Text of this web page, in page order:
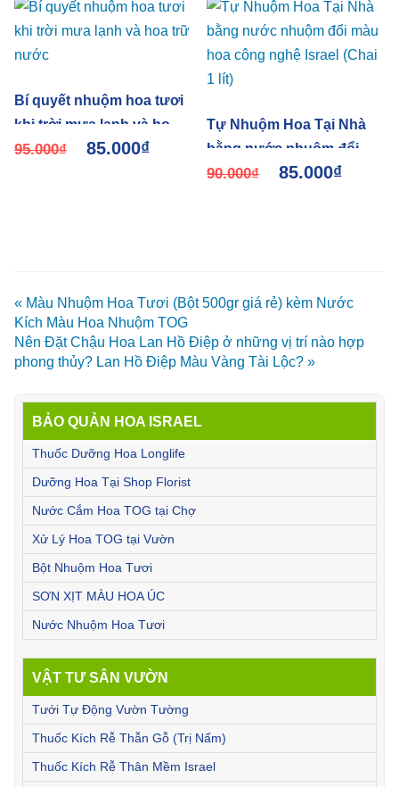
BẢO QUẢN HOA ISRAEL
Thuốc Dưỡng Hoa Longlife
Dưỡng Hoa Tại Shop Florist
Nước Cắm Hoa TOG tại Chợ
Xử Lý Hoa TOG tại Vườn
Bột Nhuộm Hoa Tươi
SƠN XỊT MÀU HOA ÚC
Nước Nhuộm Hoa Tươi
VẬT TƯ SÂN VƯỜN
Tưới Tự Động Vườn Tường
Thuốc Kích Rễ Thẫn Gỗ (Trị Nấm)
Thuốc Kích Rễ Thân Mềm Israel
Bí quyết nhuộm hoa tươi
khi trời mưa lạnh và hoa
trữ nước
95.000₫ 85.000₫
Tự Nhuộm Hoa Tại Nhà
bằng nước nhuộm đổi
màu hoa công nghệ Israel
90.000₫ 85.000₫
« Màu Nhuộm Hoa Tươi (Bột 500gr giá rẻ) kèm Nước
Kích Màu Hoa Nhuộm TOG
Nên Đặt Chậu Hoa Lan Hồ Điệp ở những vị trí nào hợp
phong thủy? Lan Hồ Điệp Màu Vàng Tài Lộc? »